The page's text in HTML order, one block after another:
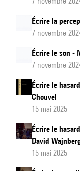
Cella,
Langer
Écrire la
7 novembre
Écrire le son -
7 novembre
Écrire le
Chouvel
15 mai 2025
Écrire le
David
15 mai 2025